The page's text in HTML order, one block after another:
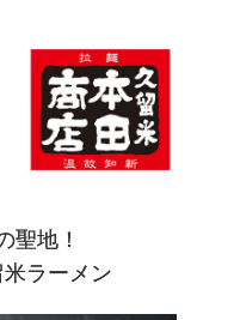
聖地！
ラーメン